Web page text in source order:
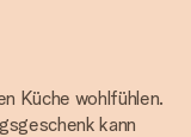
Küche wohlfühlen.
kann